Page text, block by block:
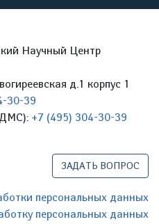
Научный Центр
д.1 корпус 1
30-39
ДМС): +7 (495) 304-30-39
ЗАДАТЬ ВОПРОС
персональных данных
персональных данных